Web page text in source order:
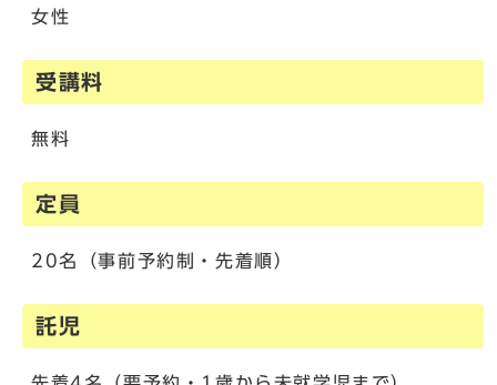
女性
受講料
無料
定員
20名（事前予約制・先着順）
託児